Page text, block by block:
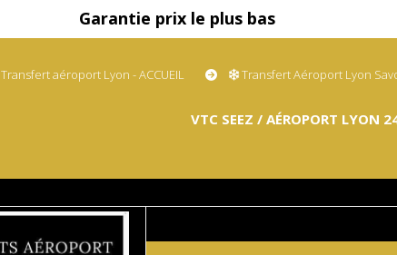
Garantie prix le plus bas
Transfert aéroport Lyon - ACCUEIL Transfert Aéroport Lyon
VTC SEEZ / AÉROPORT LYON